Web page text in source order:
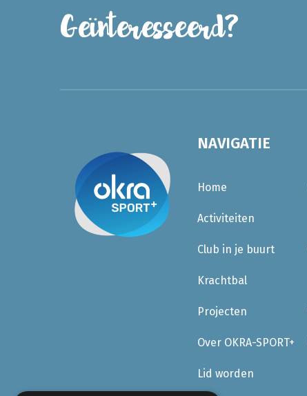
Geïnteresseerd?
NAVIGATIE
Home
Activiteiten
Club in je buurt
Krachtbal
Projecten
Over OKRA-SPORT+
Lid worden